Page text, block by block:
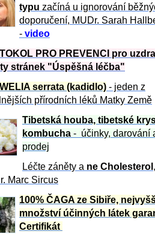
typu začíná u ignorování
doporučení, MUDr. Sarah
- video
PRO PREVENCI pro
stránek "Úspěšná léčba"
serrata (kadidlo) - jeden z
přírodních léků Matky Země
Tibetská houba, tibetské
kombucha - účinky, darování
prodej
Léčte záněty a ne Cholesterol ,
Marc Sircus
100% ČAGA ze Sibiře,
množství účinných látek
Certifikát